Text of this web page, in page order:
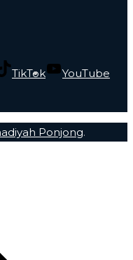
TikTok YouTube
Ponjong.